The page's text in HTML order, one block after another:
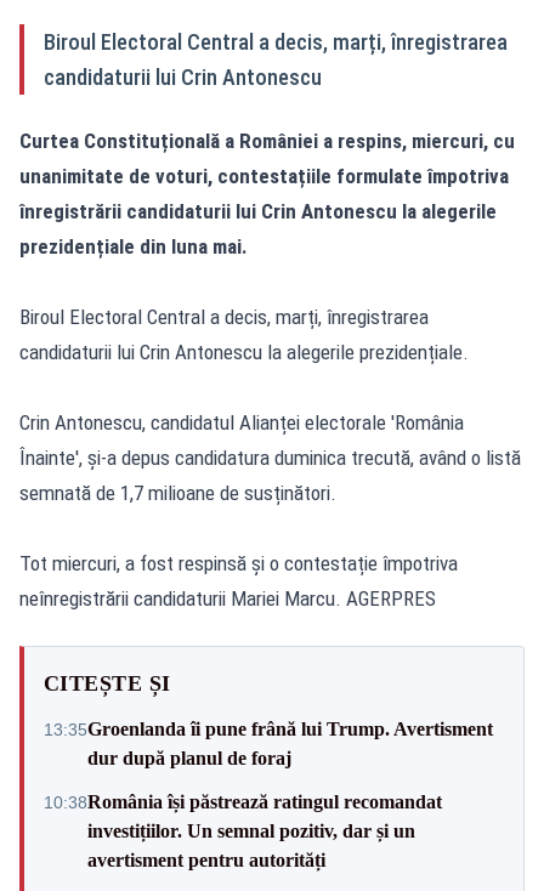
Biroul Electoral Central a decis, marți, înregistrarea
candidaturii lui Crin Antonescu
Curtea Constituțională a României a respins, miercuri, cu
unanimitate de voturi, contestațiile formulate împotriva
înregistrării candidaturii lui Crin Antonescu la alegerile
prezidențiale din luna mai.
Biroul Electoral Central a decis, marți, înregistrarea
candidaturii lui Crin Antonescu la alegerile prezidențiale.
Crin Antonescu, candidatul Alianței electorale 'România
Înainte', și-a depus candidatura duminica trecută, având o listă
semnată de 1,7 milioane de susținători.
Tot miercuri, a fost respinsă și o contestație împotriva
neînregistrării candidaturii Mariei Marcu. AGERPRES
CITEȘTE ȘI
13:35Groenlanda îi pune frână lui Trump. Avertisment
dur după planul de foraj
10:38România își păstrează ratingul recomandat
investițiilor. Un semnal pozitiv, dar și un
avertisment pentru autorități